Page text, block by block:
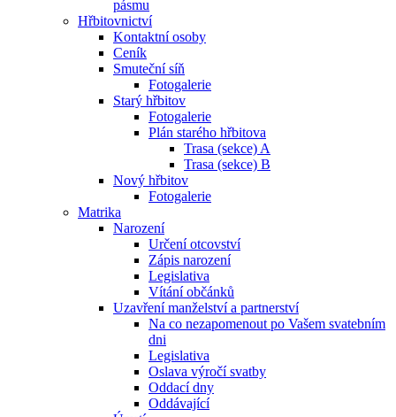
pásmu
Hřbitovnictví
Kontaktní osoby
Ceník
Smuteční síň
Fotogalerie
Starý hřbitov
Fotogalerie
Plán starého hřbitova
Trasa (sekce) A
Trasa (sekce) B
Nový hřbitov
Fotogalerie
Matrika
Narození
Určení otcovství
Zápis narození
Legislativa
Vítání občánků
Uzavření manželství a partnerství
Na co nezapomenout po Vašem svatebním
dni
Legislativa
Oslava výročí svatby
Oddací dny
Oddávající